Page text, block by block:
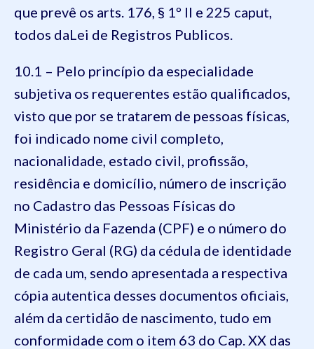
que prevê os arts. 176, § 1º II e 225 caput,
todos daLei de Registros Publicos.
10.1 – Pelo princípio da especialidade
subjetiva os requerentes estão qualificados,
visto que por se tratarem de pessoas físicas,
foi indicado nome civil completo,
nacionalidade, estado civil, profissão,
residência e domicílio, número de inscrição
no Cadastro das Pessoas Físicas do
Ministério da Fazenda (CPF) e o número do
Registro Geral (RG) da cédula de identidade
de cada um, sendo apresentada a respectiva
cópia autentica desses documentos oficiais,
além da certidão de nascimento, tudo em
conformidade com o item 63 do Cap. XX das